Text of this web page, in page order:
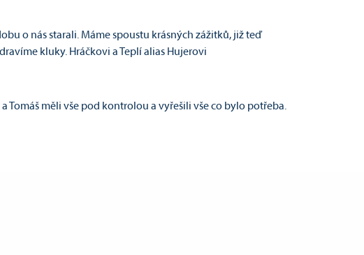
o nás starali. Máme spoustu krásných zážitků, již teď
kluky. Hráčkovi a Teplí alias Hujerovi
Tomáš měli vše pod kontrolou a vyřešili vše co bylo potřeba.